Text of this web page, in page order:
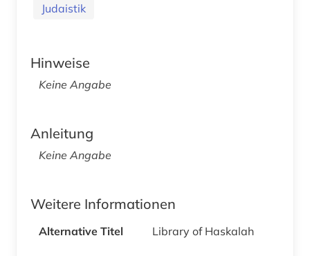
Judaistik
Hinweise
Keine Angabe
Anleitung
Keine Angabe
Weitere Informationen
Alternative Titel Library of Haskalah